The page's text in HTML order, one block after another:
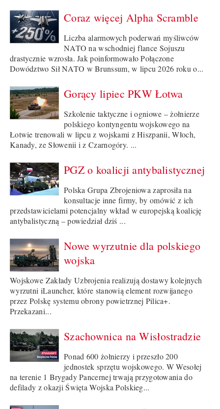
Coraz więcej Alpha Scramble
Liczba alarmowych poderwań myśliwców
NATO na wschodniej flance Sojuszu
drastycznie wzrosła. Jak poinformowało Połączone
Dowództwo Sił NATO w Brunssum, w lipcu 2026 roku o...
Gorący lipiec PKW Łotwa
Szkolenie taktyczne i ogniowe – żołnierze
polskiego kontyngentu wojskowego na
Łotwie trenowali w lipcu z wojskami z Hiszpanii, Włoch,
Kanady, ze Słowenii i z Czarnogóry. ...
PGZ o koalicji antybalistycznej
Polska Grupa Zbrojeniowa zaprosiła na
konsultacje inne firmy, by omówić z ich
przedstawicielami potencjalny wkład w europejską koalicję
antybalistyczną – powiedział dziś ...
Nowe wyrzutnie dla polskiego
wojska
Wojskowe Zakłady Uzbrojenia realizują dostawy kolejnych
wyrzutni iLauncher, które stanowią element rozwijanego
przez Polskę systemu obrony powietrznej Pilica+.
Przekazani...
Szachownica na Wisłostradzie
Ponad 600 żołnierzy i przeszło 200
jednostek sprzętu wojskowego. W Wesołej
na terenie 1 Brygady Pancernej trwają przygotowania do
defilady z okazji Święta Wojska Polskieg...